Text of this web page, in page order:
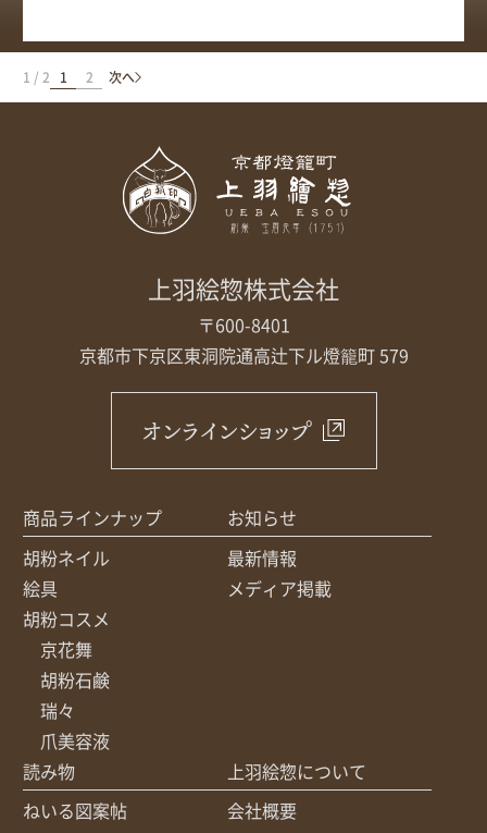
1 / 2 1 2 次へ
上羽絵惣株式会社
〒600-8401
京都市下京区東洞院通高辻下ル燈籠町 579
オンラインショップ
商品ラインナップ
胡粉ネイル
絵具
胡粉コスメ
京花舞
胡粉石鹸
瑞々
爪美容液
お知らせ
最新情報
メディア掲載
読み物
ねいる図案帖
上羽絵惣について
会社概要